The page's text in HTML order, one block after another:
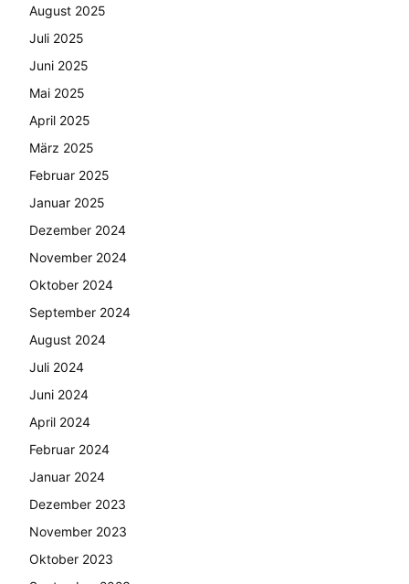
August 2025
Juli 2025
Juni 2025
Mai 2025
April 2025
März 2025
Februar 2025
Januar 2025
Dezember 2024
November 2024
Oktober 2024
September 2024
August 2024
Juli 2024
Juni 2024
April 2024
Februar 2024
Januar 2024
Dezember 2023
November 2023
Oktober 2023